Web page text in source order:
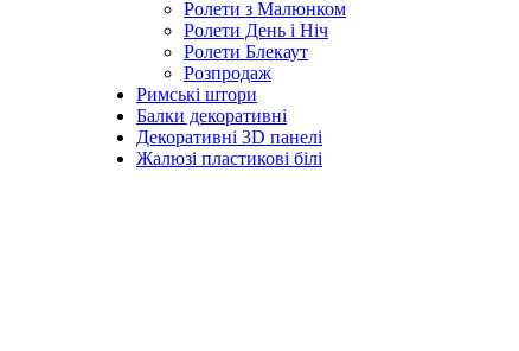
Ролети з Малюнком
Ролети День і Ніч
Ролети Блекаут
Розпродаж
Римські штори
Балки декоративні
Декоративні 3D панелі
Жалюзі пластикові білі